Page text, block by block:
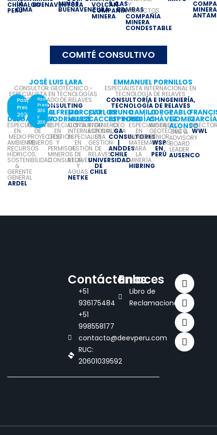
CHINALCO
PERÚ
LA
CIMA
BUENAVENTURA
MINAS
BUENAVENTURA
VOLCAN
COMPAÑÍA
MINERA
S.A.LAS
BAMBAS
Y
PROYECTOS
COMPAÑÍA
MINERA
CONDESTABLE
MINERA
COMITÉ CONSULTIVO
JOSÉ LUIS LARA
CONSULTOR GEOTÉCNICO -
ESPECIALISTA EN TECNOLOGÍAS
DE DESAGUADO DE RELAVES
LARA CONSULTING
EMMANUEL PORNILLOS
ESPECIALISTA INTERNACIONAL EN
TECNOLOGÍA DE RELAVES
CONSULTORÍA E INGENIERÍA,
TECNOLOGÍA DE RELAVES
Past
President
2021
RAFAELA
DELGADO
ESPECIALISTA
EN
MEDIO
AMBIENTE,
RECURSOS
HÍDRICOS,
SOSTENIBILIDAD
&
GERENTE
GENERAL
ARDEL
Past
President
2016
y
2018
MARCO
ZAVALA
GERENTE
DE
PROYECTOS
MINEROS
ALFREDO
RODRÍGUEZ
ESPECIALISTA
EN
GESTIÓN
Y
PERMISOS
MINEROS
CONSULTOR
MARCELO
MUSSÉ
CONSULTOR
INTERNACIONAL,
ESPECIALISTA
EN
GESTIÓN
DE
RELAVES
Y
AGUAS
NETKE
CARLOS
CACCIUTTOLO
INGENIERO
ESPECIALISTA
EN
GESTION
DE
RELAVES
UNIVERSIDAD
DE
CHILE
BRUNO
ESPINACE
CEO
GA
CONSULTORES
|
ANDDES
CHILE
CAMILO
MEJÍAS
ESPECIALISTA
EN
MODELOS
MATEMÁTICOS
PARA
LA
MINERÍA
HIBRING
JORGE
CHÁVEZ
INGENIERO
GEOTÉCNICO
SÉNIOR
WSP
EN
PERÚ
PABLO
GOMEZ
ALONSO
SME &
ADVISORY
BOARD
LEADER
AUSENCO
GARCÍA
WWL
Contáctanos
+51
936175484
+51
998558177
contacto@deevperu.com
RUC:
20601039592
Enlaces
Libro de
Reclamaciones